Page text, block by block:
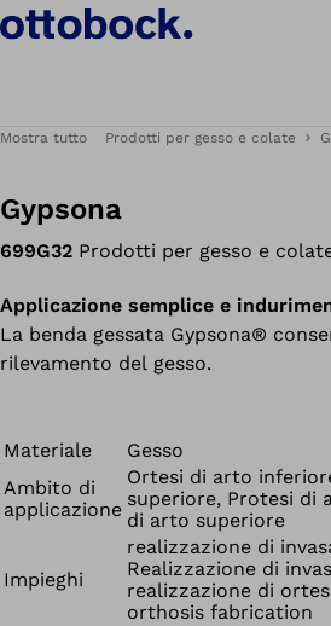
Mostra tutto Prodotti per gesso e colate
Gypsona
699G32 Prodotti per gesso e
Applicazione semplice e
La benda gessata Gypsona®
rilevamento del gesso.
Materiale
Gesso
Ambito di
applicazione
Ortesi di arto
superiore, Protesi di
di arto superiore
Impieghi
realizzazione di
Realizzazione di
realizzazione di
orthosis fabrication